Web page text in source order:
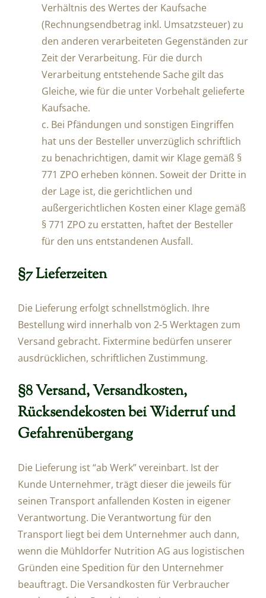
Verhältnis des Wertes der Kaufsache
(Rechnungsendbetrag inkl. Umsatzsteuer) zu
den anderen verarbeiteten Gegenständen zur
Zeit der Verarbeitung. Für die durch
Verarbeitung entstehende Sache gilt das
Gleiche, wie für die unter Vorbehalt gelieferte
Kaufsache.
c. Bei Pfändungen und sonstigen Eingriffen
hat uns der Besteller unverzüglich schriftlich
zu benachrichtigen, damit wir Klage gemäß §
771 ZPO erheben können. Soweit der Dritte in
der Lage ist, die gerichtlichen und
außergerichtlichen Kosten einer Klage gemäß
§ 771 ZPO zu erstatten, haftet der Besteller
für den uns entstandenen Ausfall.
§7 Lieferzeiten
Die Lieferung erfolgt schnellstmöglich. Ihre
Bestellung wird innerhalb von 2-5 Werktagen zum
Versand gebracht. Fixtermine bedürfen unserer
ausdrücklichen, schriftlichen Zustimmung.
§8 Versand, Versandkosten,
Rücksendekosten bei Widerruf und
Gefahrenübergang
Die Lieferung ist “ab Werk” vereinbart. Ist der
Kunde Unternehmer, trägt dieser die jeweils für
seinen Transport anfallenden Kosten in eigener
Verantwortung. Die Verantwortung für den
Transport liegt bei dem Unternehmer auch dann,
wenn die Mühldorfer Nutrition AG aus logistischen
Gründen eine Spedition für den Unternehmer
beauftragt. Die Versandkosten für Verbraucher